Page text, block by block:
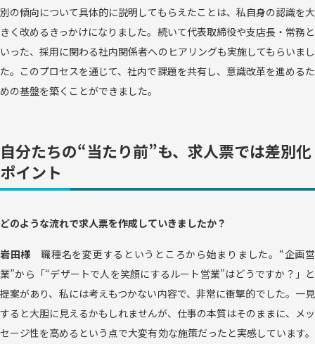
別の傾向について具体的に説明してもらえたことは、私自身の認識を大
きく改めるきっかけになりました。続いて代表取締役や支店長・常務と
いった、採用に関わる社内関係者へのヒアリングも実施してもらいまし
た。このプロセスを通じて、社内で課題を共有し、意識改革を進めるた
めの基盤を築くことができました。
自分たちの“当たり前”も、求人票では差別化
ポイント
どのような流れで求人票を作成していきましたか？
岩田様
職種名を変更するというところから始まりました。“企画営
業”から「“デザートで人を笑顔にするルート営業”はどうですか？」と
提案があり、私には考えもつかない内容で、非常に衝撃的でした。一見
すると大胆に見えるかもしれませんが、仕事の本質はそのままに、メッ
セージ性を高めるという点で大変有効な施策だったと実感しています。